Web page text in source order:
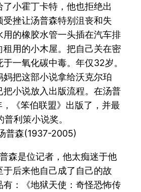
了小霍丁卡特，他也拒绝出
受挫让汤普森特别沮丧和失
用的橡胶水管一头插在汽车排
租用的小木屋。把自己关在密
一氧化碳中毒。年仅32岁。
妈把这部小说拿给沃克尔珀
把小说放入出版流程。在汤普
，《笨伯联盟》出版了，并最
利策小说奖。
普森(1937-2005)
森是位记者，他太痴迷于他
于后来他自己成了自己的故
有：《地狱天使：奇怪恐怖传